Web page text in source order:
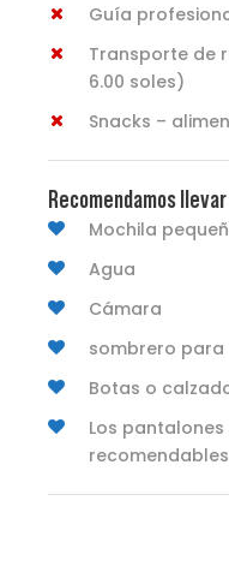
Guía
Transporte de
6.00 soles)
Snacks –
Recomendamos llevar
Mochila
Agua
Cámara
sombrero
Botas o
Los
recomendables